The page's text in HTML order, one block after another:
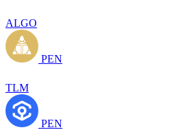
ALGO
PEN
TLM
PEN